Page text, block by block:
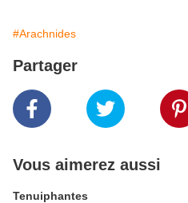
#Arachnides
Partager
Vous aimerez aussi
Tenuiphantes